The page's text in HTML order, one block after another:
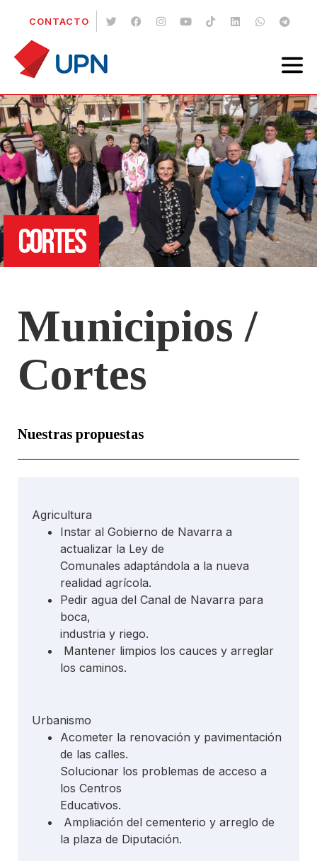
CONTACTO
CORTES
Municipios /
Cortes
Nuestras propuestas
Agricultura
Instar al Gobierno de Navarra a
actualizar la Ley de
Comunales adaptándola a la nueva
realidad agrícola.
Pedir agua del Canal de Navarra para
boca,
industria y riego.
Mantener limpios los cauces y arreglar
los caminos.
Urbanismo
Acometer la renovación y pavimentación
de las calles.
Solucionar los problemas de acceso a
los Centros
Educativos.
Ampliación del cementerio y arreglo de
la plaza de Diputación.